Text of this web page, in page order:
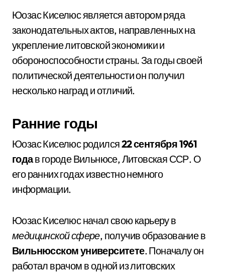
Юозас Киселюс является автором ряда
законодательных актов, направленных на
укрепление литовской экономики и
обороноспособности страны. За годы своей
политической деятельности он получил
несколько наград и отличий.
Ранние годы
Юозас Киселюс родился22 сентября 1961
годав городе Вильнюсе, Литовская ССР. О
его ранних годах известно немного
информации.
Юозас Киселюс начал свою карьеру в
медицинской сфере, получив образование в
Вильнюсском университете. Поначалу он
работал врачом в одной из литовских